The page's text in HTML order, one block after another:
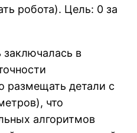
робота). Цель: 0 за
в
размещать детали с
что
алгоритмов